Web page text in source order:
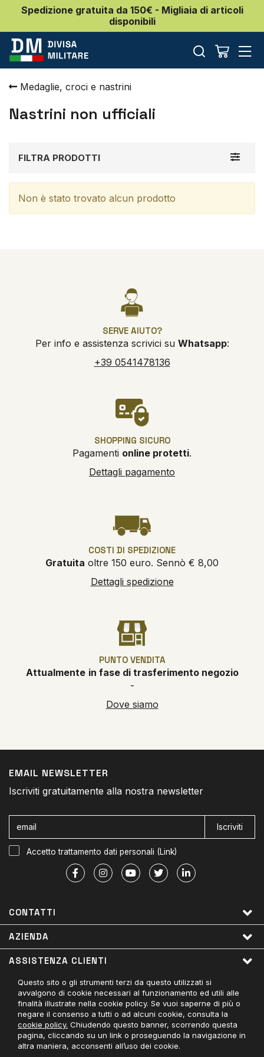
Spedizione gratuita da 150€ - Migliaia di articoli
disponibili
Medaglie, croci e nastrini
Nastrini non ufficiali
Toggle
FILTRA PRODOTTI
Non è stato trovato alcun prodotto
SERVE AIUTO?
Per info e assistenza scrivici su Whatsapp:
+39 0541478136
SHOPPING SICURO
Pagamenti online protetti.
Dettagli pagamento
COSTI DI SPEDIZIONE
Gratuita oltre 150 euro. Sennò € 8,00
Dettagli spedizione
PUNTO VENDITA
Attualmente in fase di trasferimento negozio
-
Dove siamo
EMAIL NEWSLETTER
Iscriviti gratuitamente alla nostra newsletter
Iscriviti
Accetto trattamento dati personali (Link)
CONTATTI
AZIENDA
ASSISTENZA CLIENTI
LINK UTILI
PAGAMENTI ACCETTATI
CONTATTACI
Questo sito o gli strumenti terzi da questo utilizzati si
avvalgono di cookie necessari al funzionamento ed utili alle
finalità illustrate nella cookie policy. Se vuoi saperne di più o
negare il consenso a tutti o ad alcuni cookie, consulta la
cookie policy. Chiudendo questo banner, scorrendo questa
pagina, cliccando su un link o proseguendo la navigazione in
altra maniera, acconsenti all’uso dei cookie.